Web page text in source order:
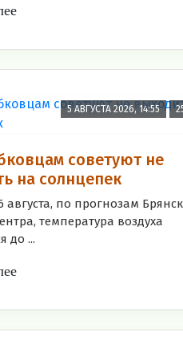
5 АВГУСТА 2026, 14:55
советуют не
на солнцепек
августа, по прогнозам
температура воздуха
до ...